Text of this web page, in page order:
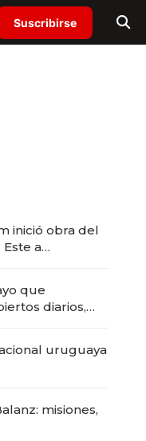
Suscribirse
inició obra del
a
que
diarios,
uruguaya
misiones,